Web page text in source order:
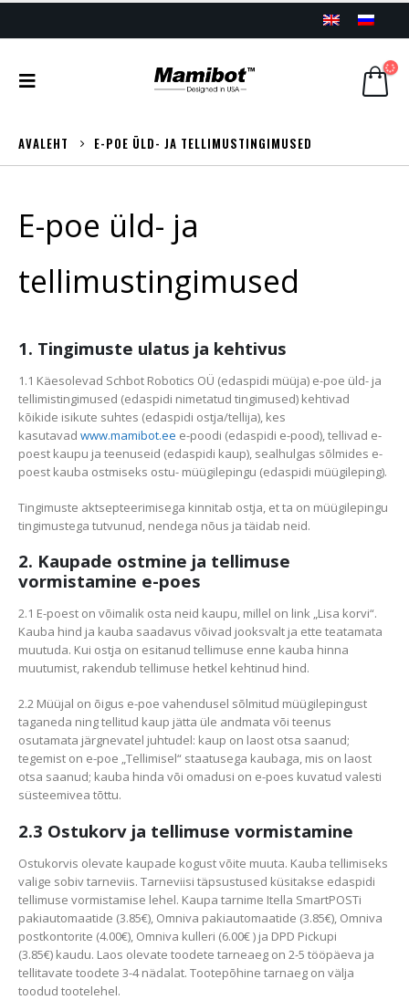
AVALEHT E-POE ÜLD- JA TELLIMUSTINGIMUSED
E-poe üld- ja
tellimustingimused
1. Tingimuste ulatus ja kehtivus
1.1 Käesolevad Schbot Robotics OÜ (edaspidi müüja) e-poe üld- ja
tellimistingimused (edaspidi nimetatud tingimused) kehtivad
kõikide isikute suhtes (edaspidi ostja/tellija), kes
kasutavad www.mamibot.ee e-poodi (edaspidi e-pood), tellivad e-
poest kaupu ja teenuseid (edaspidi kaup), sealhulgas sõlmides e-
poest kauba ostmiseks ostu- müügilepingu (edaspidi müügileping).
Tingimuste aktsepteerimisega kinnitab ostja, et ta on müügilepingu
tingimustega tutvunud, nendega nõus ja täidab neid.
2. Kaupade ostmine ja tellimuse
vormistamine e-poes
2.1 E-poest on võimalik osta neid kaupu, millel on link „Lisa korvi“.
Kauba hind ja kauba saadavus võivad jooksvalt ja ette teatamata
muutuda. Kui ostja on esitanud tellimuse enne kauba hinna
muutumist, rakendub tellimuse hetkel kehtinud hind.
2.2 Müüjal on õigus e-poe vahendusel sõlmitud müügilepingust
taganeda ning tellitud kaup jätta üle andmata või teenus
osutamata järgnevatel juhtudel: kaup on laost otsa saanud;
tegemist on e-poe „Tellimisel“ staatusega kaubaga, mis on laost
otsa saanud; kauba hinda või omadusi on e-poes kuvatud valesti
süsteemivea tõttu.
2.3 Ostukorv ja tellimuse vormistamine
Ostukorvis olevate kaupade kogust võite muuta. Kauba tellimiseks
valige sobiv tarneviis. Tarneviisi täpsustused küsitakse edaspidi
tellimuse vormistamise lehel. Kaupa tarnime Itella SmartPOSTi
pakiautomaatide (3.85€), Omniva pakiautomaatide (3.85€), Omniva
postkontorite (4.00€), Omniva kulleri (6.00€ ) ja DPD Pickupi
(3.85€) kaudu. Laos olevate toodete tarneaeg on 2-5 tööpäeva ja
tellitavate toodete 3-4 nädalat. Tootepõhine tarnaeg on välja
toodud tootelehel.